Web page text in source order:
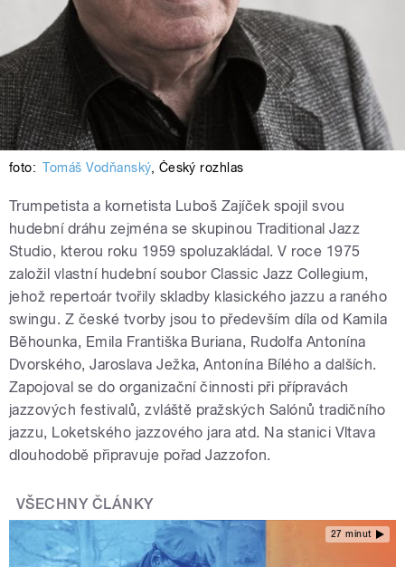
foto: Tomáš Vodňanský, Český rozhlas
Trumpetista a kornetista Luboš Zajíček spojil svou
hudební dráhu zejména se skupinou Traditional Jazz
Studio, kterou roku 1959 spoluzakládal. V roce 1975
založil vlastní hudební soubor Classic Jazz Collegium,
jehož repertoár tvořily skladby klasického jazzu a raného
swingu. Z české tvorby jsou to především díla od Kamila
Běhounka, Emila Františka Buriana, Rudolfa Antonína
Dvorského, Jaroslava Ježka, Antonína Bílého a dalších.
Zapojoval se do organizační činnosti při přípravách
jazzových festivalů, zvláště pražských Salónů tradičního
jazzu, Loketského jazzového jara atd. Na stanici Vltava
dlouhodobě připravuje pořad Jazzofon.
VŠECHNY ČLÁNKY
27 minut